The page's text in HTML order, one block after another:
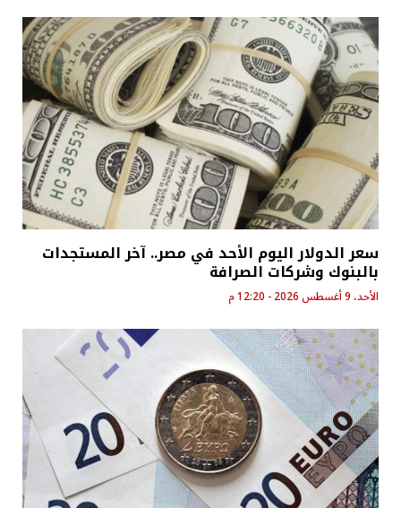
سعر الدولار اليوم الأحد في مصر.. آخر المستجدات
بالبنوك وشركات الصرافة
الأحد، 9 أغسطس 2026 - 12:20 م